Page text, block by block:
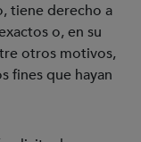
tiene derecho a
o, en su
otros motivos,
fines que hayan